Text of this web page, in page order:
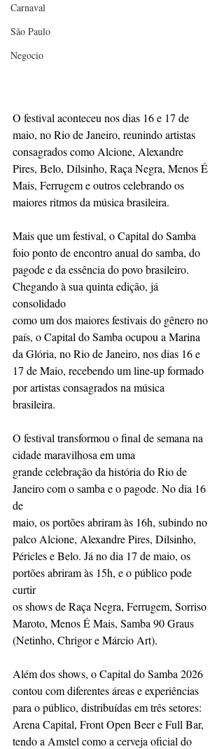
Carnaval
São Paulo
Negocio
O festival aconteceu nos dias 16 e 17 de
maio, no Rio de Janeiro, reunindo artistas
consagrados como Alcione, Alexandre
Pires, Belo, Dilsinho, Raça Negra, Menos É
Mais, Ferrugem e outros celebrando os
maiores ritmos da música brasileira.
Mais que um festival, o Capital do Samba
foio ponto de encontro anual do samba, do
pagode e da essência do povo brasileiro.
Chegando à sua quinta edição, já
consolidado
como um dos maiores festivais do gênero no
país, o Capital do Samba ocupou a Marina
da Glória, no Rio de Janeiro, nos dias 16 e
17 de Maio, recebendo um line-up formado
por artistas consagrados na música
brasileira.
O festival transformou o final de semana na
cidade maravilhosa em uma
grande celebração da história do Rio de
Janeiro com o samba e o pagode. No dia 16
de
maio, os portões abriram às 16h, subindo no
palco Alcione, Alexandre Pires, Dilsinho,
Péricles e Belo. Já no dia 17 de maio, os
portões abriram às 15h, e o público pode
curtir
os shows de Raça Negra, Ferrugem, Sorriso
Maroto, Menos É Mais, Samba 90 Graus
(Netinho, Chrigor e Márcio Art).
Além dos shows, o Capital do Samba 2026
contou com diferentes áreas e experiências
para o público, distribuídas em três setores:
Arena Capital, Front Open Beer e Full Bar,
tendo a Amstel como a cerveja oficial do